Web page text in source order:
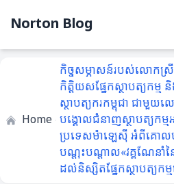
Norton Blog
Home
កិច្ចសម្ភាសន៍របស់លោកស្
កិត្តិយសផ្នែកស្ថាបត្យកម្ម
ស្ថាបត្យករកម្ពុជា ជាមួយ
បង្គោលជំនាញស្ថាបត្យកម្
ប្រទេសម៉ាឡេស៊ី អំពីគោល
បណ្តុះបណ្តាល«វគ្គណែនាំន
ដល់និស្សិតផ្នែកស្ថាបត្យកម្